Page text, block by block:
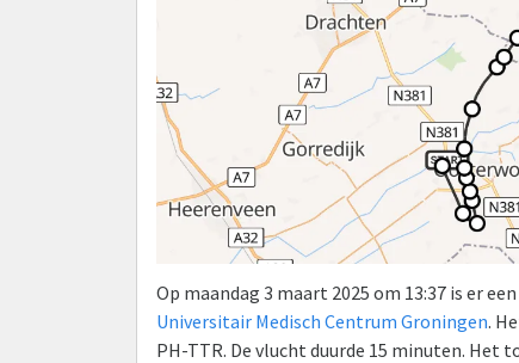
Op maandag 3 maart 2025 om 13:37 is er
Universitair Medisch Centrum Groningen.
PH-TTR. De vlucht duurde 15 minuten.